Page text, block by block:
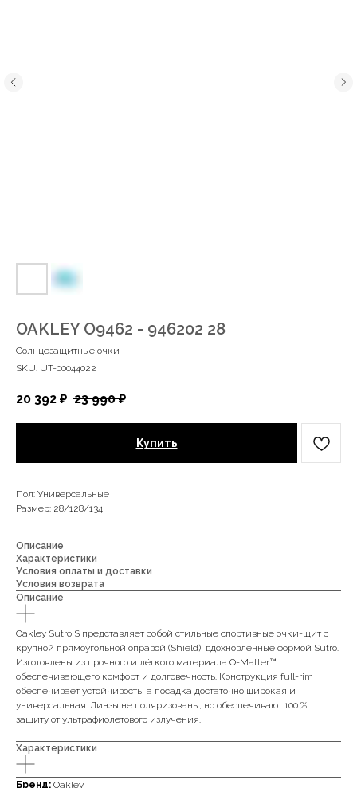
OAKLEY O9462 - 946202 28
Солнцезащитные очки
SKU: UT-00044022
20 392 ₽ 23 990 ₽
Купить
Пол: Универсальные
Размер: 28/128/134
Описание
Характеристики
Условия оплаты и доставки
Условия возврата
Описание
Oakley Sutro S представляет собой стильные спортивные очки-щит с
крупной прямоугольной оправой (Shield), вдохновлённые формой Sutro.
Изготовлены из прочного и лёгкого материала O-Matter™,
обеспечивающего комфорт и долговечность. Конструкция full-rim
обеспечивает устойчивость, а посадка достаточно широкая и
универсальная. Линзы не поляризованы, но обеспечивают 100 %
защиту от ультрафиолетового излучения.
Характеристики
Бренд: Oakley